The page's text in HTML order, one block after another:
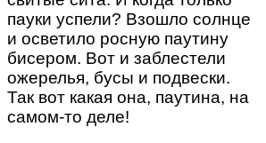
пауки успели? Взошло солнце
и осветило росную паутину
бисером. Вот и заблестели
ожерелья, бусы и подвески.
Так вот какая она, паутина, на
самом-то деле!